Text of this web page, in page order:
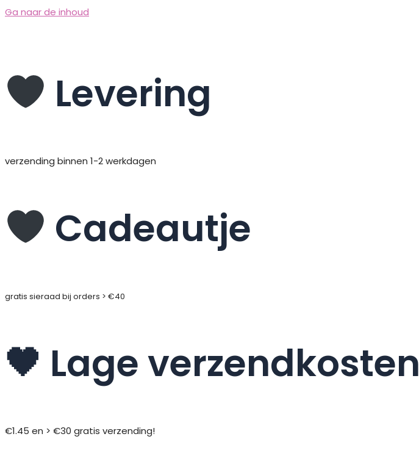
Ga naar de inhoud
Levering
verzending binnen 1-2 werkdagen
Cadeautje
gratis sieraad bij orders > €40
🖤 Lage verzendkosten
€1.45 en > €30 gratis verzending!